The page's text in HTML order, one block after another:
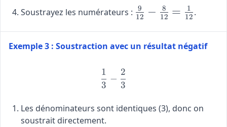
3}{4
\times
3} =
\frac{9}
{3} =
\frac{2
\times
4}{3
Soustrayez les numérateurs : \large
\frac{9}
{12} -
\frac{8}
12
9 − 12
8 = 12
1 .
Exemple 3 : Soustraction avec un résultat négatif
\frac{1}{3} - \frac{2}{3}
3
1
−
3
2
Les dénominateurs sont identiques (3), donc on
soustrait directement.